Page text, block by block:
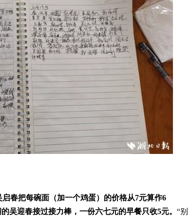
启春把每碗面（加一个鸡蛋）的价格从7元算作6
吴迎春接过接力棒，一份六七元的早餐只收5元。 “别